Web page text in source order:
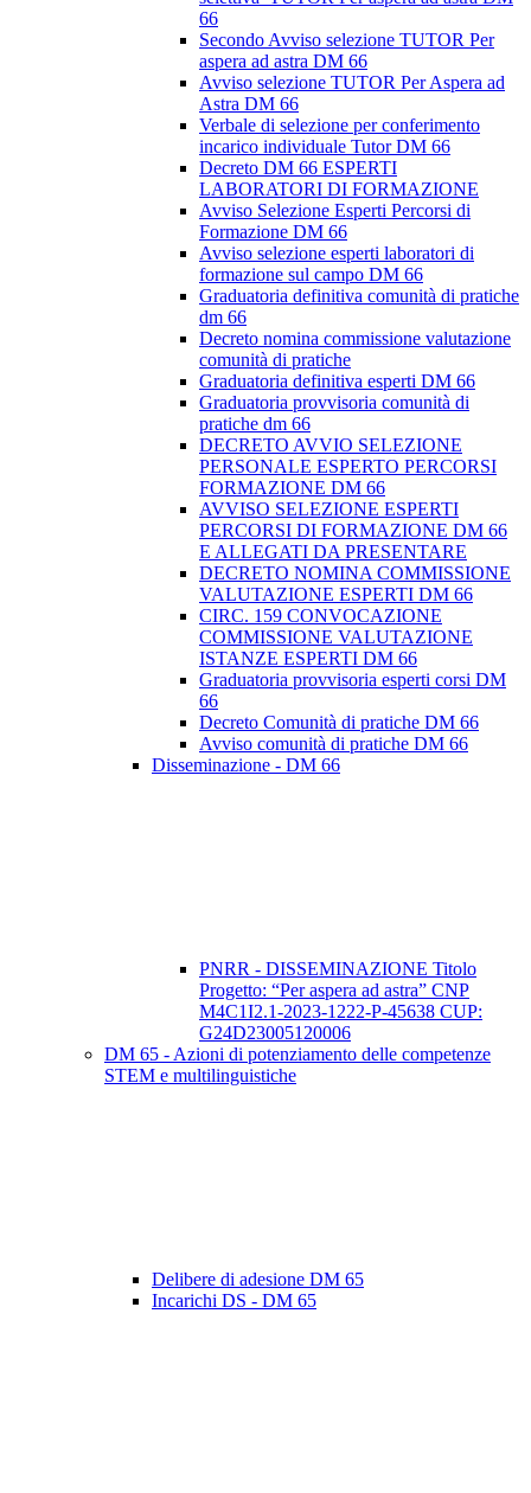
66
Secondo Avviso selezione TUTOR Per
aspera ad astra DM 66
Avviso selezione TUTOR Per Aspera ad
Astra DM 66
Verbale di selezione per conferimento
incarico individuale Tutor DM 66
Decreto DM 66 ESPERTI
LABORATORI DI FORMAZIONE
Avviso Selezione Esperti Percorsi di
Formazione DM 66
Avviso selezione esperti laboratori di
formazione sul campo DM 66
Graduatoria definitiva comunità di pratiche
dm 66
Decreto nomina commissione valutazione
comunità di pratiche
Graduatoria definitiva esperti DM 66
Graduatoria provvisoria comunità di
pratiche dm 66
DECRETO AVVIO SELEZIONE
PERSONALE ESPERTO PERCORSI
FORMAZIONE DM 66
AVVISO SELEZIONE ESPERTI
PERCORSI DI FORMAZIONE DM 66
E ALLEGATI DA PRESENTARE
DECRETO NOMINA COMMISSIONE
VALUTAZIONE ESPERTI DM 66
CIRC. 159 CONVOCAZIONE
COMMISSIONE VALUTAZIONE
ISTANZE ESPERTI DM 66
Graduatoria provvisoria esperti corsi DM
66
Decreto Comunità di pratiche DM 66
Avviso comunità di pratiche DM 66
Disseminazione - DM 66
PNRR - DISSEMINAZIONE Titolo
Progetto: “Per aspera ad astra” CNP
M4C1I2.1-2023-1222-P-45638 CUP:
G24D23005120006
DM 65 - Azioni di potenziamento delle competenze
STEM e multilinguistiche
Delibere di adesione DM 65
Incarichi DS - DM 65